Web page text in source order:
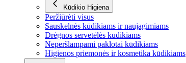
Kūdikio Higiena
Peržiūrėti visus
Sauskelnės kūdikiams ir naujagimiams
Drėgnos servetėlės kūdikiams
Neperšlampami paklotai kūdikiams
Higienos priemonės ir kosmetika kūdikiams